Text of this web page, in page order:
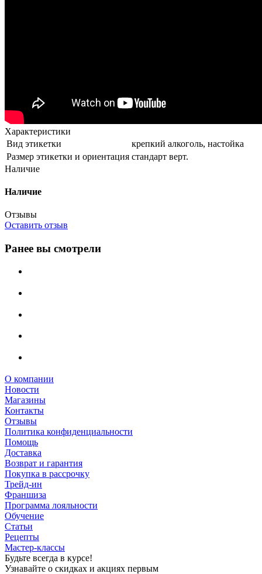
Характеристики
Вид этикетки
крепкий алкоголь, настойка
Размер этикетки и ориентация стандарт верт.
Наличие
Наличие
Отзывы
Оставить отзыв
Ранее вы смотрели
О компании
Новости
Магазины
Контакты
Отзывы
Политика конфиденциальности
Помощь
Доставка
Возврат и гарантия
Покупка в рассрочку
Трейд-ин
Франшиза
Программа лояльности
Обучение
Статьи
Рецепты
Мастер-классы
Будьте всегда в курсе!
Узнавайте о скидках и акциях первым